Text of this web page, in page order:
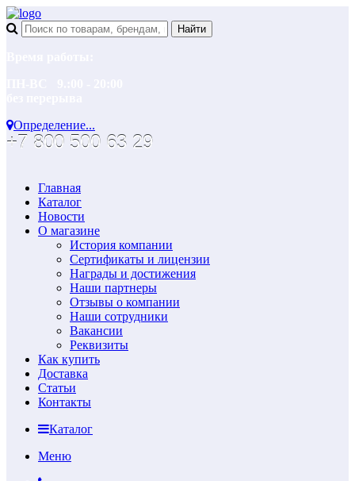
Определение...
+7 800 500 63 29
Главная
Каталог
Новости
О магазине
История компании
Сертификаты и лицензии
Награды и достижения
Наши партнеры
Отзывы о компании
Наши сотрудники
Вакансии
Реквизиты
Как купить
Доставка
Статьи
Контакты
Каталог
Меню